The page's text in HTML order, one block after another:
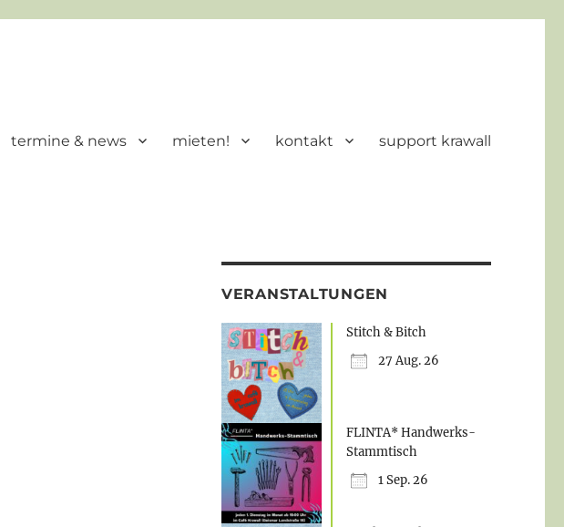
termine & news mieten! kontakt support krawall
VERANSTALTUNGEN
Stitch & Bitch
27 Aug. 26
FLINTA* Handwerks-
Stammtisch
1 Sep. 26